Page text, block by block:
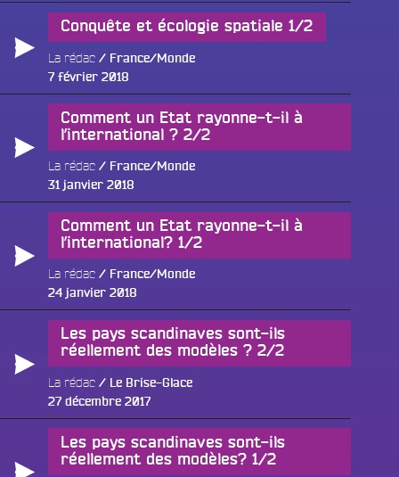
Conquête et écologie spatiale 1/2
La rédac
France/Monde
Publié
7 février 2018
Comment un Etat rayonne-t-il à
l’international ? 2/2
La rédac
France/Monde
Publié
31 janvier 2018
Comment un Etat rayonne-t-il à
l’international? 1/2
La rédac
France/Monde
Publié
24 janvier 2018
Les pays scandinaves sont-ils
réellement des modèles ? 2/2
La rédac
Le Brise-Glace
Publié
27 décembre 2017
Les pays scandinaves sont-ils
réellement des modèles? 1/2